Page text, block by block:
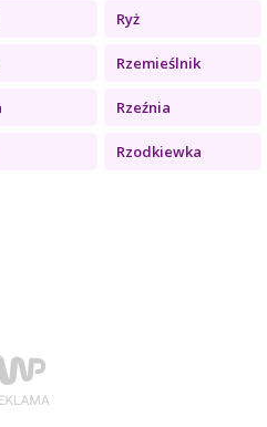
Ryż
Rzemieślnik
Rzeźnia
Rzodkiewka